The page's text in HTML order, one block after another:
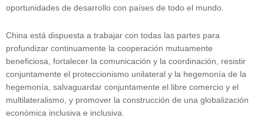
oportunidades de desarrollo con países de todo el mundo.
China está dispuesta a trabajar con todas las partes para
profundizar continuamente la cooperación mutuamente
beneficiosa, fortalecer la comunicación y la coordinación, resistir
conjuntamente el proteccionismo unilateral y la hegemonía de la
hegemonía, salvaguardar conjuntamente el libre comercio y el
multilateralismo, y promover la construcción de una globalización
económica inclusiva e inclusiva.